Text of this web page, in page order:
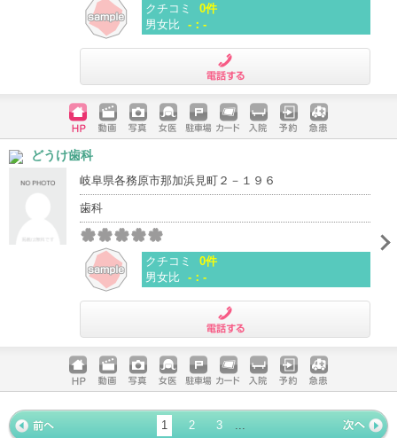
クチコミ
0件
男女比 -：-
ホームペ
ージ
動画 写真 女医 駐車場
クレジッ
入院 予約 急患
どうけ歯科
岐阜県各務原市那加浜見町２－１９６
歯科
クチコミ
0件
男女比 -：-
ホームペ
ージ
動画 写真 女医 駐車場
クレジッ
トカード
入院 予約 急患
1 2 3